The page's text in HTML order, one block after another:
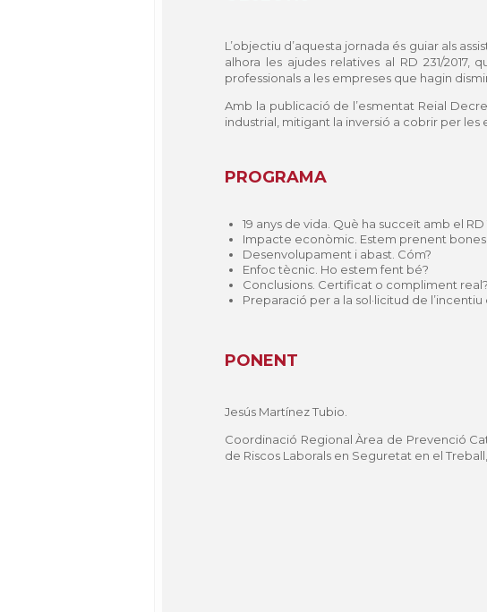
L’objectiu d’aquesta jornada és guiar als
alhora les ajudes relatives al RD 231/
professionals a les empreses que hagin
Amb la publicació de l’esmentat Reial
industrial, mitigant la inversió a cobrir per les
PROGRAMA
19 anys de vida. Què ha succeït amb el RD
Impacte econòmic. Estem prenent bones
Desenvolupament i abast. Cóm?
Enfoc tècnic. Ho estem fent bé?
Conclusions. Certificat o compliment
Preparació per a la sol·licitud de l’incentiu
PONENT
Jesús Martínez Tubio.
Coordinació Regional Àrea de Prevenció
de Riscos Laborals en Seguretat en el